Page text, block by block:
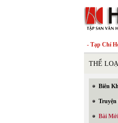
- Tạp Chí
THỂ
Biên
Truyện
Bài Mới